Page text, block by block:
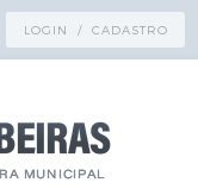
LOGIN / CADASTRO